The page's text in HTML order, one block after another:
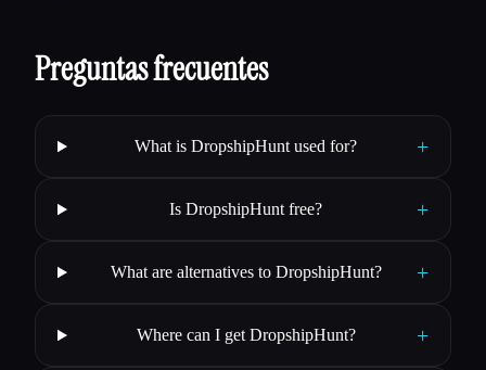
Preguntas frecuentes
What is DropshipHunt used for? +
Is DropshipHunt free? +
What are alternatives to DropshipHunt? +
Where can I get DropshipHunt? +